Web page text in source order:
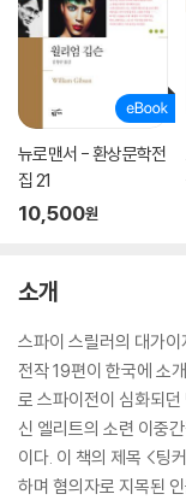
뉴로맨서 - 환상문학전
집 21
10,500원
소개
스파이 스릴러의 대가
전작 19편이 한국에 소
로 스파이전이 심화되
신 엘리트의 소련 이중
이다. 이 책의 제목 <팅
하며 혐의자로 지목된